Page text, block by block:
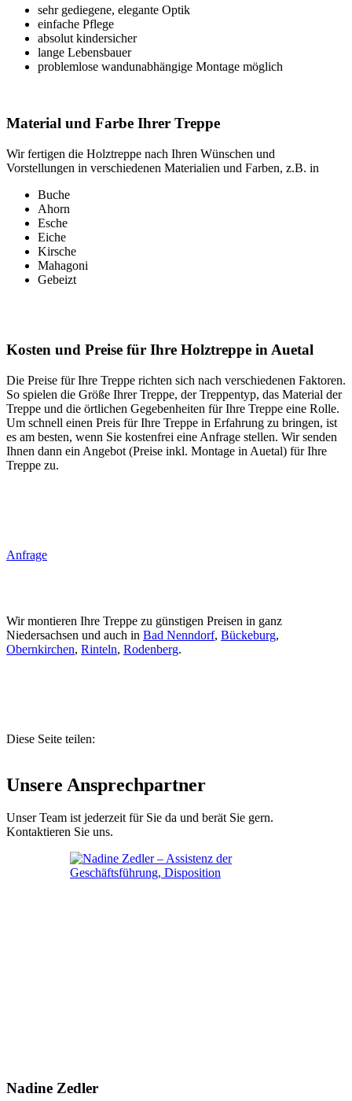
sehr gediegene, elegante Optik
einfache Pflege
absolut kindersicher
lange Lebensbauer
problemlose wandunabhängige Montage möglich
Material und Farbe Ihrer Treppe
Wir fertigen die Holztreppe nach Ihren Wünschen und
Vorstellungen in verschiedenen Materialien und Farben, z.B. in
Buche
Ahorn
Esche
Eiche
Kirsche
Mahagoni
Gebeizt
Kosten und Preise für Ihre Holztreppe in Auetal
Die Preise für Ihre Treppe richten sich nach verschiedenen Faktoren.
So spielen die Größe Ihrer Treppe, der Treppentyp, das Material der
Treppe und die örtlichen Gegebenheiten für Ihre Treppe eine Rolle.
Um schnell einen Preis für Ihre Treppe in Erfahrung zu bringen, ist
es am besten, wenn Sie kostenfrei eine Anfrage stellen. Wir senden
Ihnen dann ein Angebot (Preise inkl. Montage in Auetal) für Ihre
Treppe zu.
Anfrage
Wir montieren Ihre Treppe zu günstigen Preisen in ganz
Niedersachsen und auch in Bad Nenndorf, Bückeburg,
Obernkirchen, Rinteln, Rodenberg.
Diese Seite teilen:
Unsere Ansprechpartner
Unser Team ist jederzeit für Sie da und berät Sie gern.
Kontaktieren Sie uns.
Nadine Zedler